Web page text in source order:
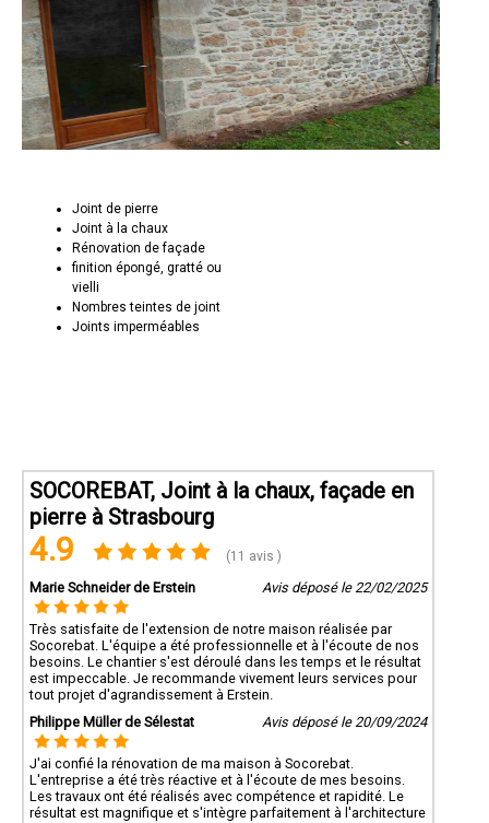
Joint de pierre
Joint à la chaux
Rénovation de façade
finition épongé, gratté ou
vielli
Nombres teintes de joint
Joints imperméables
SOCOREBAT, Joint à la chaux, façade en
pierre à Strasbourg
4.9 (11 avis )
Marie Schneider de Erstein Avis déposé le 22/02/2025
Très satisfaite de l'extension de notre maison réalisée par
Socorebat. L'équipe a été professionnelle et à l'écoute de nos
besoins. Le chantier s'est déroulé dans les temps et le résultat
est impeccable. Je recommande vivement leurs services pour
tout projet d'agrandissement à Erstein.
Philippe Müller de Sélestat
Avis déposé le 20/09/2024
J'ai confié la rénovation de ma maison à Socorebat.
L'entreprise a été très réactive et à l'écoute de mes besoins.
Les travaux ont été réalisés avec compétence et rapidité. Le
résultat est magnifique et s'intègre parfaitement à l'architecture